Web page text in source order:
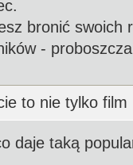
bronić swoich
-
to nie tylko film
daje taką